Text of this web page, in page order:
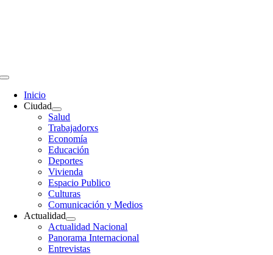
Toggle
Navigation
Inicio
Ciudad
Salud
Trabajadorxs
Economía
Educación
Deportes
Vivienda
Espacio Publico
Culturas
Comunicación y Medios
Actualidad
Actualidad Nacional
Panorama Internacional
Entrevistas